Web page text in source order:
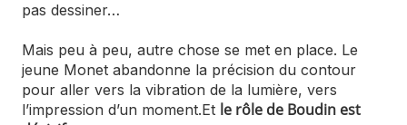
pas dessiner…
Mais peu à peu, autre chose se met en place. Le
jeune Monet abandonne la précision du contour
pour aller vers la vibration de la lumière, vers
l’impression d’un moment.Et le rôle de Boudin est